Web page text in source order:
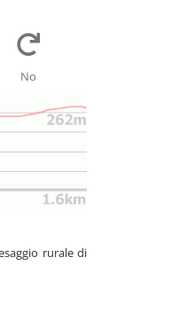
No
rurale di